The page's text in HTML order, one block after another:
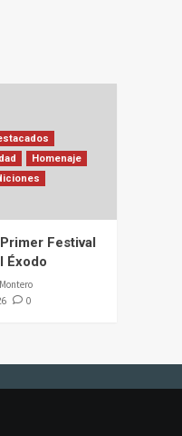
Homenaje
Festival
Éxodo
0